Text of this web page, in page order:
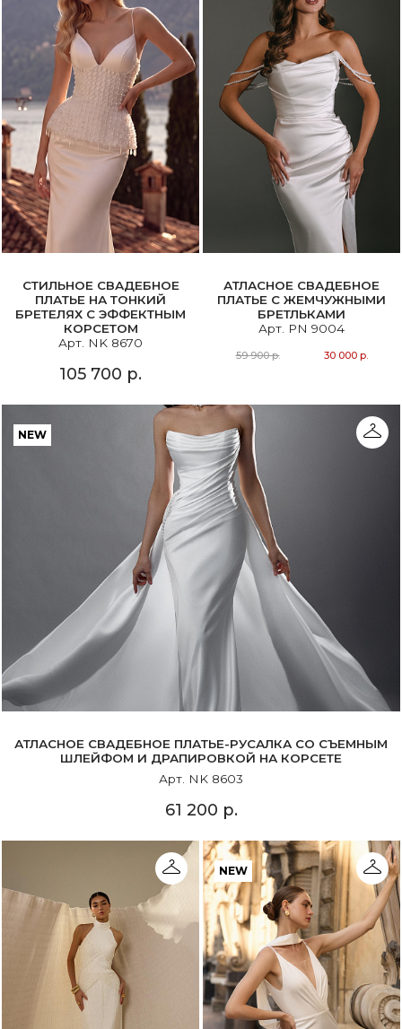
СТИЛЬНОЕ СВАДЕБНОЕ
ПЛАТЬЕ НА ТОНКИЙ
БРЕТЕЛЯХ С ЭФФЕКТНЫМ
КОРСЕТОМ
Арт. NK 8670
105 700 р.
АТЛАСНОЕ СВАДЕБНОЕ
ПЛАТЬЕ С ЖЕМЧУЖНЫМИ
БРЕТЛЬКАМИ
Арт. PN 9004
59 900 р. 30 000 р.
NEW
АТЛАСНОЕ СВАДЕБНОЕ ПЛАТЬЕ-РУСАЛКА СО СЪЕМНЫМ
ШЛЕЙФОМ И ДРАПИРОВКОЙ НА КОРСЕТЕ
Арт. NK 8603
61 200 р.
NEW